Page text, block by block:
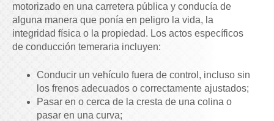
motorizado en una carretera pública y conducía de
alguna manera que ponía en peligro la vida, la
integridad física o la propiedad. Los actos específicos
de conducción temeraria incluyen:
Conducir un vehículo fuera de control, incluso sin
los frenos adecuados o correctamente ajustados;
Pasar en o cerca de la cresta de una colina o
pasar en una curva;